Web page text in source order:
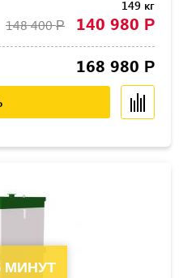
149 кг
148 400Р 140 980 Р
168 980 Р
МИНУТ